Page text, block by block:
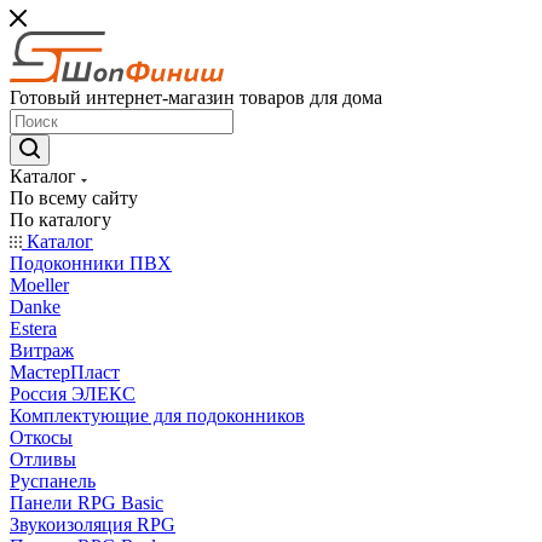
Готовый интернет-магазин товаров для дома
Каталог
По всему сайту
По каталогу
Каталог
Подоконники ПВХ
Moeller
Danke
Estera
Витраж
МастерПласт
Россия ЭЛЕКС
Комплектующие для подоконников
Откосы
Отливы
Руспанель
Панели RPG Basic
Звукоизоляция RPG